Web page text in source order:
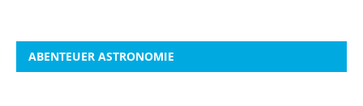
ABENTEUER ASTRONOMIE